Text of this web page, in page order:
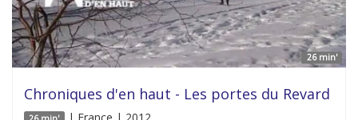
26 min'
Chroniques d'en haut - Les portes du Revard